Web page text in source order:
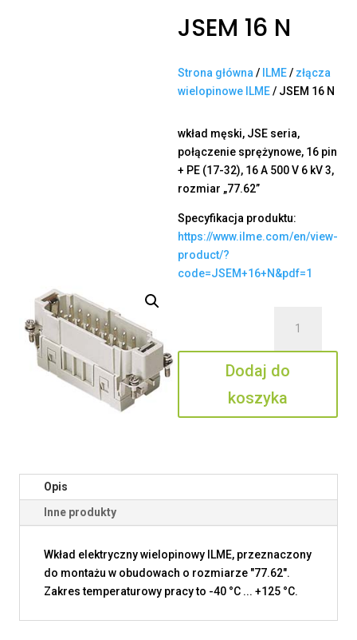
JSEM 16 N
Strona główna / ILME/ złącza
wielopinowe ILME/ JSEM 16 N
wkład męski, JSE seria,
połączenie sprężynowe, 16 pin
+ PE (17-32), 16 A 500 V 6 kV 3,
rozmiar „77.62”
Specyfikacja produktu:
https://www.ilme.com/en/view-
product/?
code=JSEM+16+N&pdf=1
JSEM
16
N
Dodaj do
koszyka
Opis
Inne produkty
Wkład elektryczny wielopinowy ILME, przeznaczony
do montażu w obudowach o rozmiarze "77.62".
Zakres temperaturowy pracy to -40 °C ... +125 °C.